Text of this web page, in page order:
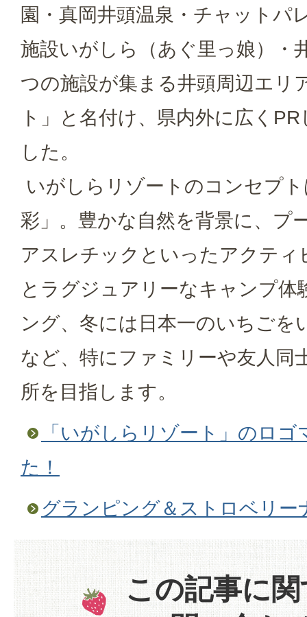
園・真岡井頭温泉・チャットパ
施設いがしら（あぐ里っ娘）・
つの施設が集まる井頭周辺エリ
ト」と名付け、県内外に広く
した。
いがしらリゾートのコンセプ
彩」。豊かな自然を背景に、プ
アスレチックといったアクティ
とラグジュアリーなキャンプ体
ング、冬には日本一のいちごを
など、特にファミリーや友人同
所を目指します。
「いがしらリゾート」のロ
た！
グランピング＆ストロベリー
この記事に